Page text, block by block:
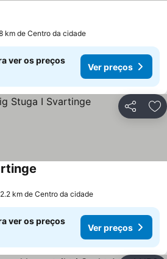
km de Centro da cidade
ver os preços
Ver preços
Partilhar
km de Centro da cidade
ver os preços
Ver preços